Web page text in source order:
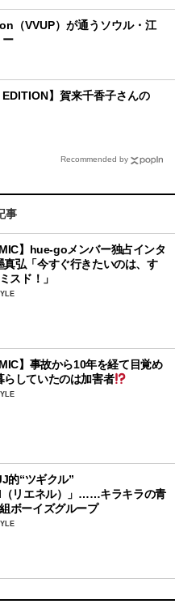
（VVUP）が通うソウル・江
ー
】賀来千香子さんの
Recommended by
事
】hue-goメンバー独占インタ
弘「今すぐ行きたいのは、す
スド！」
】事故から10年を経て目覚め
らしていたのは加害者
的“ツギクル”
リエネル）」……キラキラの青
ボーイズグループ